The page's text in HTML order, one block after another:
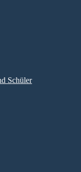
Schüler